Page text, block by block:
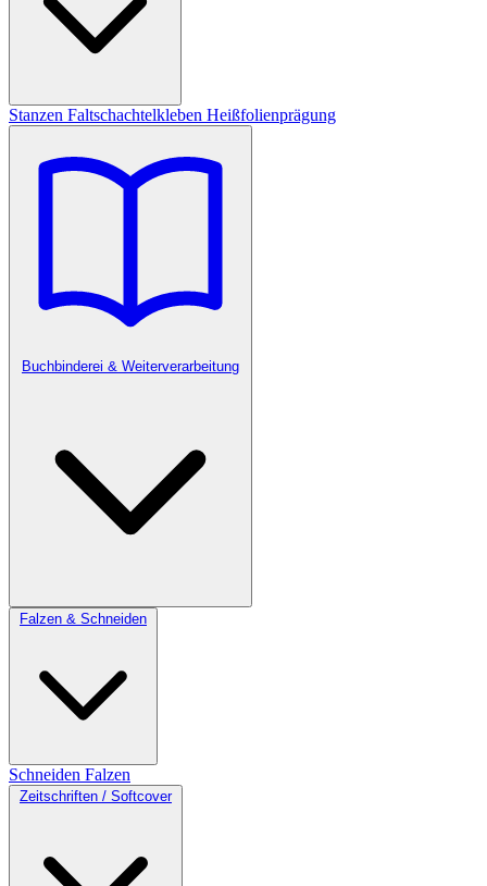
Stanzen Faltschachtelkleben Heißfolienprägung
Buchbinderei & Weiterverarbeitung
Falzen & Schneiden
Schneiden Falzen
Zeitschriften / Softcover